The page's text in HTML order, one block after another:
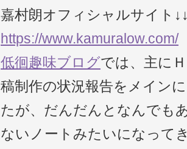
嘉村朗オフィシャルサイト
https://www.kamuralow.com/
低徊趣味ブログでは、主に
稿制作の状況報告をメイン
たが、だんだんとなんでも
ないノートみたいになって